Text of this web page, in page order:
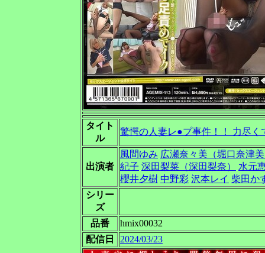
タイト
ル
驚愕の人妻レ●プ事件！！ 力尽く
出演者
風間ゆみ 広瀬奈々美（堀口奈津
紀子 深田梨菜（深田梨奈）
水元
櫻井夕樹 中野彩 沢本レイ 柴田か
シリー
ズ
品番
hmix00032
配信日
2024/03/23